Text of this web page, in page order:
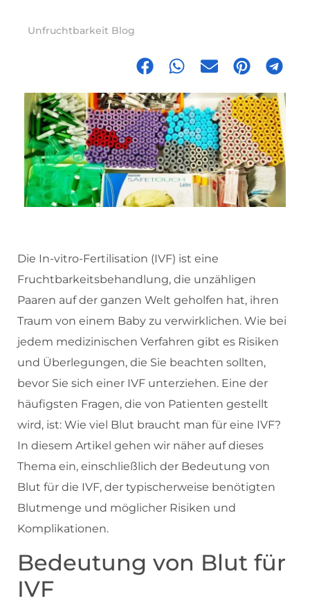
Unfruchtbarkeit Blog
Die In-vitro-Fertilisation (IVF) ist eine
Fruchtbarkeitsbehandlung, die unzähligen
Paaren auf der ganzen Welt geholfen hat, ihren
Traum von einem Baby zu verwirklichen. Wie bei
jedem medizinischen Verfahren gibt es Risiken
und Überlegungen, die Sie beachten sollten,
bevor Sie sich einer IVF unterziehen. Eine der
häufigsten Fragen, die von Patienten gestellt
wird, ist: Wie viel Blut braucht man für eine IVF?
In diesem Artikel gehen wir näher auf dieses
Thema ein, einschließlich der Bedeutung von
Blut für die IVF, der typischerweise benötigten
Blutmenge und möglicher Risiken und
Komplikationen.
Bedeutung von Blut für
IVF